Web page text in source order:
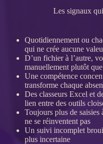
Les signaux
Quotidiennement ou
qui ne crée aucune
D’un fichier à l’autre,
manuellement plutôt
Une compétence
transforme chaque
Des classeurs Excel et
lien entre des outils
Toujours plus de saisies
ne se réinventent pas
Un suivi incomplet
plus incertaine